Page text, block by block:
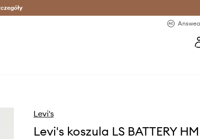
24h >
Levi's
Levi's koszula LS BATTERY